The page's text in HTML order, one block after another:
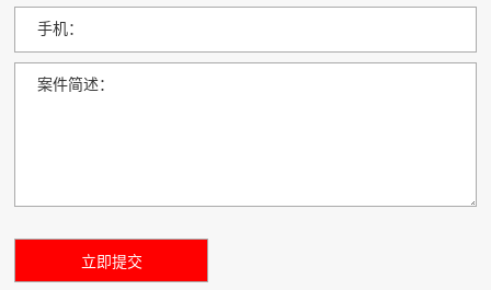
手机：
案件简述：